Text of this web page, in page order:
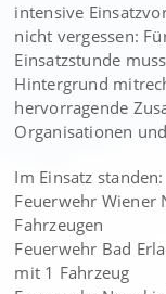
intensive
nicht vergessen:
Einsatzstunde
Hintergrund
hervorragende
Organisationen
Im Einsatz standen:
Feuerwehr Wiener
Fahrzeugen
Feuerwehr Bad
mit 1 Fahrzeug